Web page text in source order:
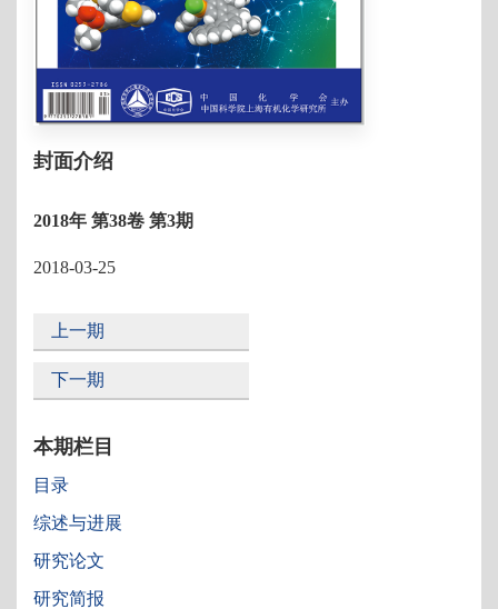
封面介绍
2018年 第38卷 第3期
2018-03-25
上一期
下一期
本期栏目
目录
综述与进展
研究论文
研究简报